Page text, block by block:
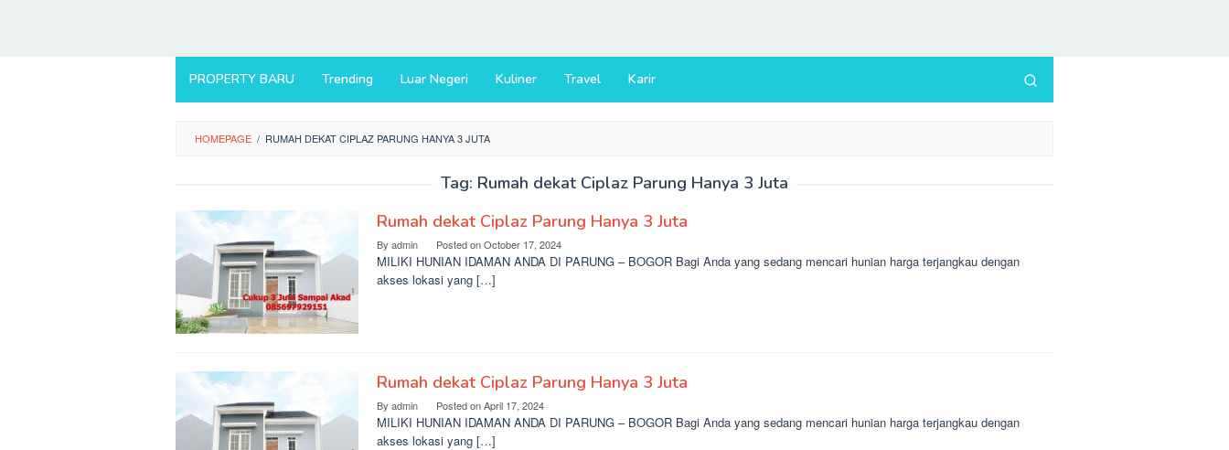
PROPERTY BARU Trending Luar Negeri Kuliner Travel Karir
HOMEPAGE / RUMAH DEKAT CIPLAZ PARUNG HANYA 3 JUTA
Tag: Rumah dekat Ciplaz Parung Hanya 3 Juta
Rumah dekat Ciplaz Parung Hanya 3 Juta
By admin Posted onOctober 17, 2024
MILIKI HUNIAN IDAMAN ANDA DI PARUNG – BOGOR Bagi Anda yang sedang mencari hunian harga terjangkau dengan
akses lokasi yang […]
Rumah dekat Ciplaz Parung Hanya 3 Juta
By admin Posted onApril 17, 2024
MILIKI HUNIAN IDAMAN ANDA DI PARUNG – BOGOR Bagi Anda yang sedang mencari hunian harga terjangkau dengan
akses lokasi yang […]